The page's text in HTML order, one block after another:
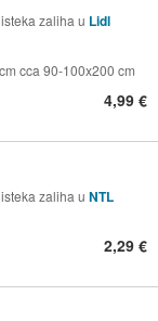
zaliha u Lidl
cca 90-100x200 cm
4,99 €
zaliha u NTL
2,29 €